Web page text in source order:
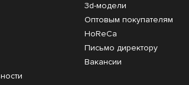
3d-модели
Оптовым покупателям
HoReCa
Письмо директору
Вакансии